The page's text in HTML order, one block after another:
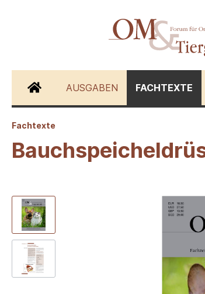
AUSGABEN FACHTEXTE
Schwein
Fachtexte